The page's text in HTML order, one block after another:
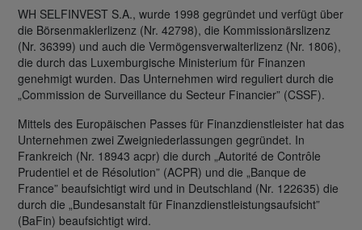
WH SELFINVEST S.A., wurde 1998 gegründet und verfügt über
die Börsenmaklerlizenz (Nr. 42798), die Kommissionärslizenz
(Nr. 36399) und auch die Vermögensverwalterlizenz (Nr. 1806),
die durch das Luxemburgische Ministerium für Finanzen
genehmigt wurden. Das Unternehmen wird reguliert durch die
„Commission de Surveillance du Secteur Financier” (CSSF).
Mittels des Europäischen Passes für Finanzdienstleister hat das
Unternehmen zwei Zweigniederlassungen gegründet. In
Frankreich (Nr. 18943 acpr) die durch „Autorité de Contrôle
Prudentiel et de Résolution” (ACPR) und die „Banque de
France” beaufsichtigt wird und in Deutschland (Nr. 122635) die
durch die „Bundesanstalt für Finanzdienstleistungsaufsicht”
(BaFin) beaufsichtigt wird.